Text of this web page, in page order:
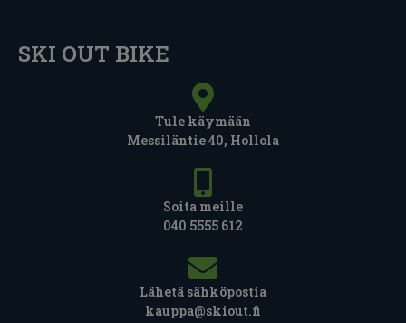
SKI OUT BIKE
Tule käymään
Messiläntie 40, Hollola
Soita meille
040 5555 612
Lähetä sähköpostia
kauppa@skiout.fi